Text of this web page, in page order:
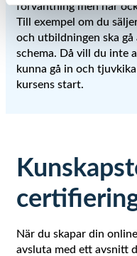
förväntning men har
Till exempel om du
och utbildningen ska
schema. Då vill du inte
kunna gå in och
kursens start.
När du skapar din
avsluta med ett avsnitt